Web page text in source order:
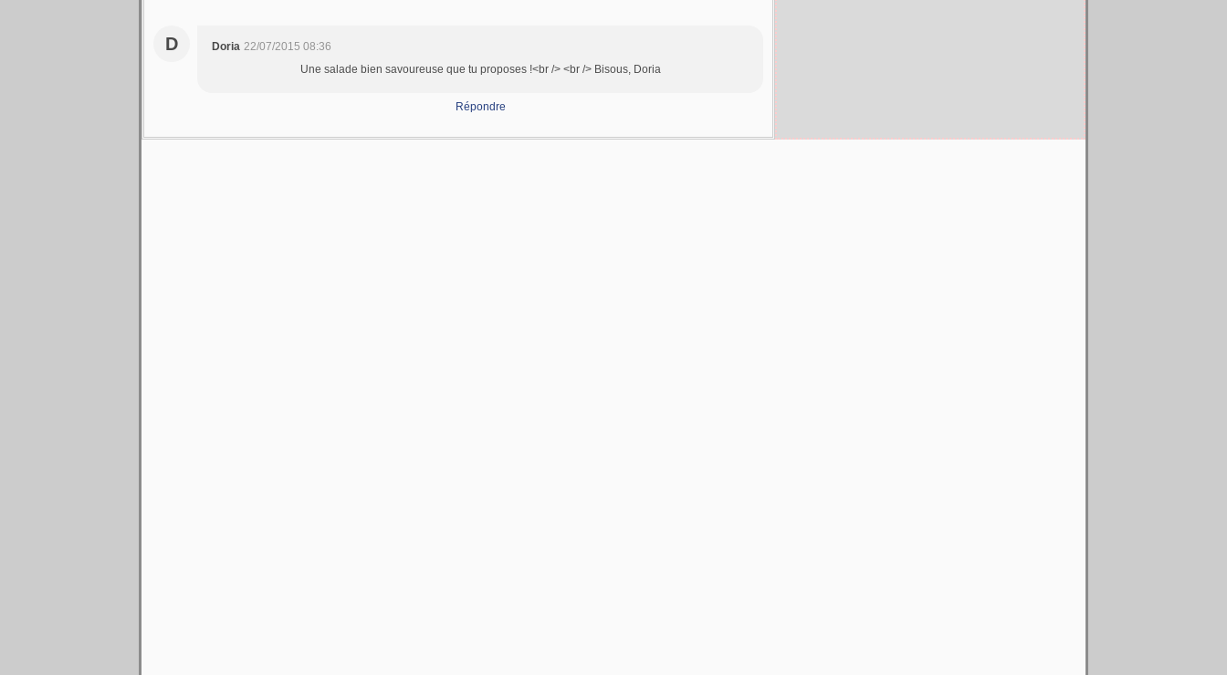
D Doria 22/07/2015 08:36
Une salade bien savoureuse que tu proposes !<br /> <br /> Bisous, Doria
Répondre